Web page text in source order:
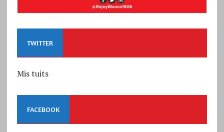
TWITTER
Mis tuits
FACEBOOK